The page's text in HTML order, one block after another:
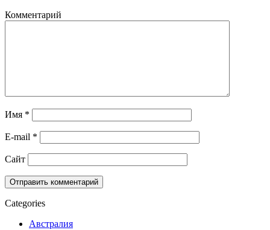
Комментарий
Имя *
E-mail *
Сайт
Categories
Австралия